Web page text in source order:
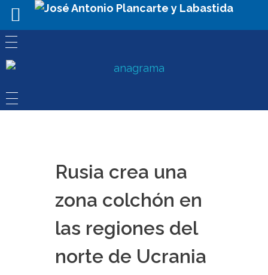
Rusia crea una
zona colchón en
las regiones del
norte de Ucrania